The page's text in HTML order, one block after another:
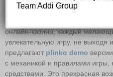
завоевавшая популярность
онлайн-казино, каждый
увлекательную игру, не
предлагают plinko demo
с механикой и правилами игры,
средствами. Это прекрасная
Team Addi Group